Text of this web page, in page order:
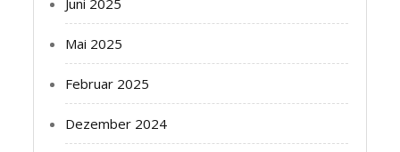
Mai 2025
Februar 2025
Dezember 2024